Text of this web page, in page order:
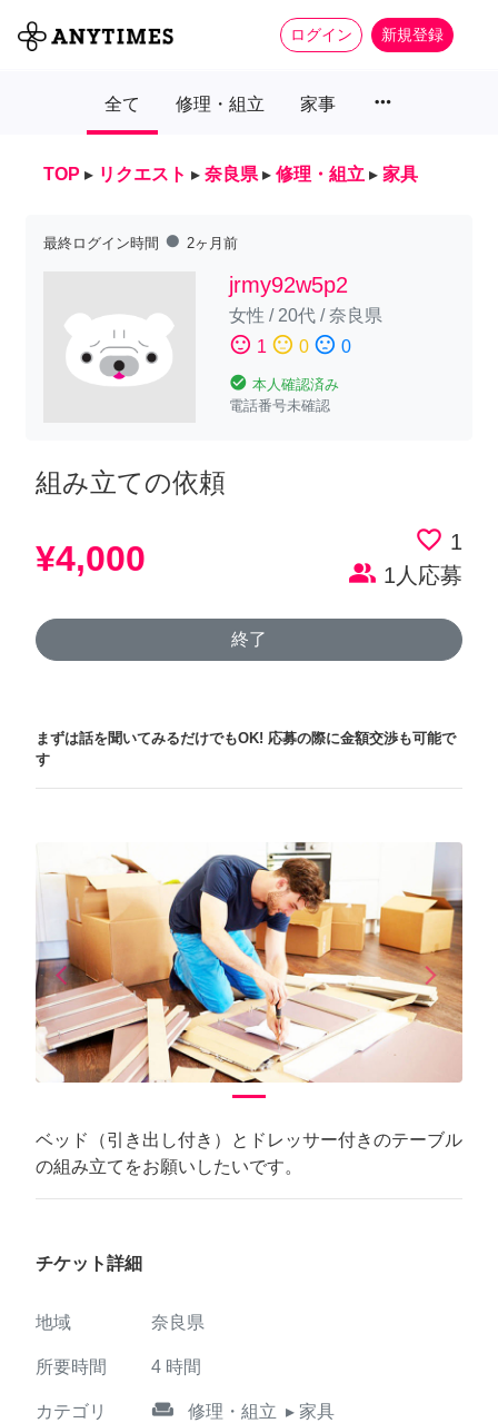
ログイン 新規登録
全て 修理・組立 家事 more_horiz
TOP ▸ リクエスト ▸ 奈良県 ▸ 修理・組立 ▸ 家具
最終ログイン時間 fiber_manual_record 2ヶ月前
jrmy92w5p2
女性 / 20代/奈良県
sentiment_satisfied 1 sentiment_neutral 0 sentiment_dissatisfied 0
check_circle 本人確認済み
電話番号未確認
組み立ての依頼
¥4,000 favorite_border 1
people_alt 1人応募
終了
まずは話を聞いてみるだけでもOK! 応募の際に金額交渉も可能で
す
arrow_back_iosPrevious arrow_forward_iosNext
ベッド（引き出し付き）とドレッサー付きのテーブル
の組み立てをお願いしたいです。
チケット詳細
地域 奈良県
所要時間 4 時間
カテゴリ
weekend 修理・組立 ▸ 家具